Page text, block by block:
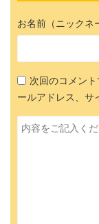
お名前（ニックネ
次回のコメン
ールアドレス、サ